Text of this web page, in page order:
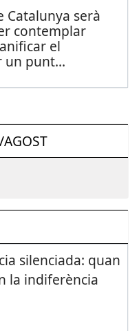
Catalunya serà
contemplar
el
un punt...